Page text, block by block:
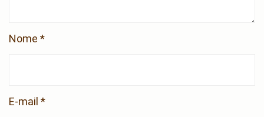
Nome *
E-mail *